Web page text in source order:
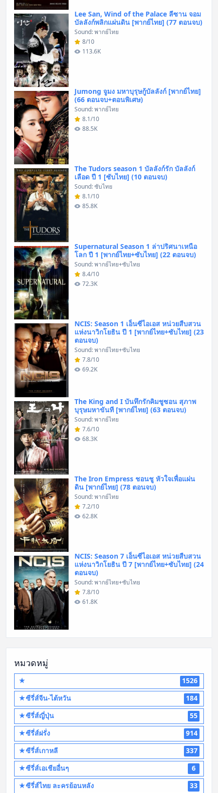
Lee San, Wind of the Palace ลีซาน จอม
บัลลังก์พลิกแผ่นดิน [พากย์ไทย] (77 ตอนจบ)
Sound: พากย์ไทย
8/10
113.6K
Jumong จูมง มหาบุรุษกู้บัลลังก์ [พากย์ไทย]
(66 ตอนจบ+ตอนพิเศษ)
Sound: พากย์ไทย
8.1/10
88.5K
The Tudors season 1 บัลลังก์รัก บัลลังก์
เลือด ปี 1 [ซับไทย] (10 ตอนจบ)
Sound: ซับไทย
8.1/10
85.8K
Supernatural Season 1 ล่าปริศนาเหนือ
โลก ปี 1 [พากย์ไทย+ซับไทย] (22 ตอนจบ)
Sound: พากย์ไทย+ซับไทย
8.4/10
72.3K
NCIS: Season 1 เอ็นซีไอเอส หน่วยสืบสวน
แห่งนาวิกโยธิน ปี 1 [พากย์ไทย+ซับไทย] (23
ตอนจบ)
Sound: พากย์ไทย+ซับไทย
7.8/10
69.2K
The King and I บันทึกรักคิมชูซอน สุภาพ
บุรุษมหาขันที [พากย์ไทย] (63 ตอนจบ)
Sound: พากย์ไทย
7.6/10
68.3K
The Iron Empress ชอนชู หัวใจเพื่อแผ่น
ดิน [พากย์ไทย] (78 ตอนจบ)
Sound: พากย์ไทย
7.2/10
62.8K
NCIS: Season 7 เอ็นซีไอเอส หน่วยสืบสวน
แห่งนาวิกโยธิน ปี 7 [พากย์ไทย+ซับไทย] (24
ตอนจบ)
Sound: พากย์ไทย+ซับไทย
7.8/10
61.8K
หมวดหมู่
★
1526
★ซีรี่ส์จีน-ไต้หวัน
184
★ซีรี่ส์ญี่ปุ่น
55
★ซีรี่ส์ฝรั่ง
914
★ซีรี่ส์เกาหลี
337
★ซีรี่ส์เอเชียอื่นๆ
6
★ซีรี่ส์ไทย ละครย้อนหลัง
33